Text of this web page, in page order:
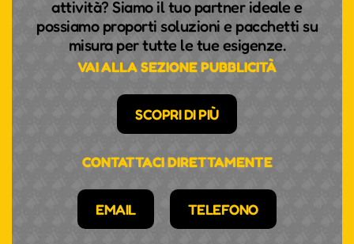
attività? Siamo il tuo partner ideale e
possiamo proporti soluzioni e pacchetti su
misura per tutte le tue esigenze.
VAI ALLA SEZIONE PUBBLICITÀ
SCOPRI DI PIÙ
CONTATTACI DIRETTAMENTE
EMAIL TELEFONO